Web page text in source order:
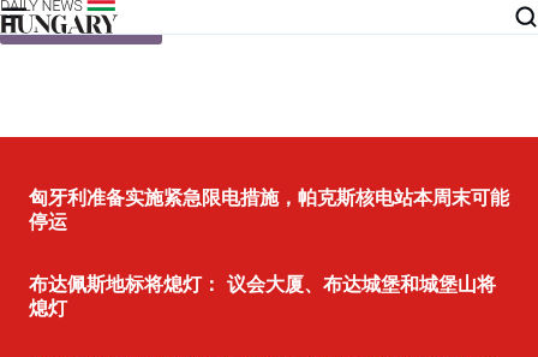
Skip to content
匈牙利准备实施紧急限电措施，帕克斯核电站本周末可能
停运
布达佩斯地标将熄灯： 议会大厦、布达城堡和城堡山将
熄灯